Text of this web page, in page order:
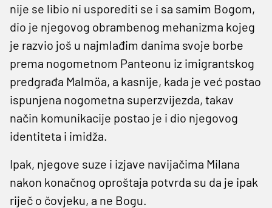
nije se libio ni usporediti se i sa samim Bogom,
dio je njegovog obrambenog mehanizma kojeg
je razvio još u najmlađim danima svoje borbe
prema nogometnom Panteonu iz imigrantskog
predgrađa Malmöa, a kasnije, kada je već postao
ispunjena nogometna superzvijezda, takav
način komunikacije postao je i dio njegovog
identiteta i imidža.
Ipak, njegove suze i izjave navijačima Milana
nakon konačnog oproštaja potvrda su da je ipak
riječ o čovjeku, a ne Bogu.